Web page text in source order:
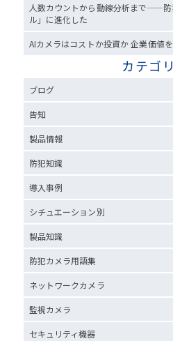
人数カウントから動線分析まで——防
ル」に進化した
AIカメラはコストか投資か 企業価値
カテゴ
ブログ
告知
製品情報
防犯知識
導入事例
シチュエーション別
製品知識
防犯カメラ用語集
ネットワークカメラ
監視カメラ
セキュリティ機器